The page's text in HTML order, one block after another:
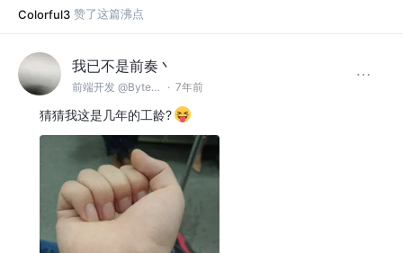
Colorful3 赞了这篇沸点
我已不是前奏丶
前端开发 @ByteDance · 7年前
猜猜我这是几年的工龄?